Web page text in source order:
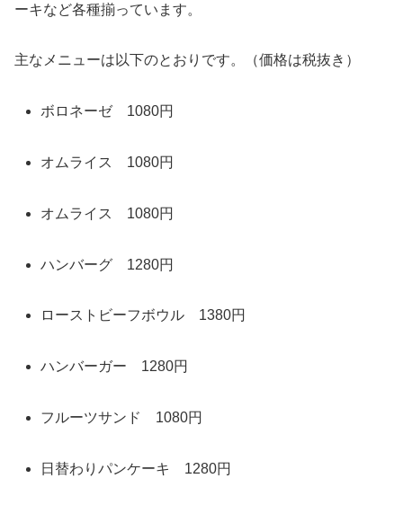
ーキなど各種揃っています。
主なメニューは以下のとおりです。（価格は税抜き）
ボロネーゼ 1080円
オムライス 1080円
オムライス 1080円
ハンバーグ 1280円
ローストビーフボウル 1380円
ハンバーガー 1280円
フルーツサンド 1080円
日替わりパンケーキ 1280円